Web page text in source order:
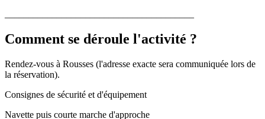
Comment se déroule l'activité ?
Rendez-vous à Rousses (l'adresse exacte sera communiquée lors de
la réservation).
Consignes de sécurité et d'équipement
Navette puis courte marche d'approche